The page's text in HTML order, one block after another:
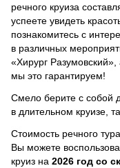
речного круиза
успеете увидеть
познакомитесь с
в различных
«Хирург
мы это гарантируем!
Смело берите с собой
в длительном круизе,
Стоимость речного
Вы можете
круиз на 2026 год со